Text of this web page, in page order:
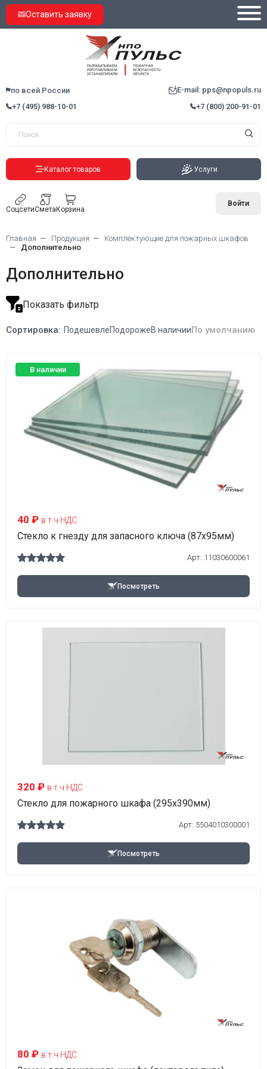
Оставить заявку
по всей России
E-mail: pps@npopuls.ru
+7 (495) 988-10-01
+7 (800) 200-91-01
Каталог товаров Услуги
СоцсетиСметаКорзина
Войти
Главная Продукция
Комплектующие для пожарных шкафов
Дополнительно
Дополнительно
Показать фильтр
Сортировка: ПодешевлеПодорожеВ наличииПо умолчанию
В наличии
40 ₽ в т.ч НДС
Стекло к гнезду для запасного ключа (87х95мм)
Арт: 11030600061
Посмотреть
320 ₽ в т.ч НДС
Стекло для пожарного шкафа (295х390мм)
Арт: 5504010300001
Посмотреть
80 ₽ в т.ч НДС